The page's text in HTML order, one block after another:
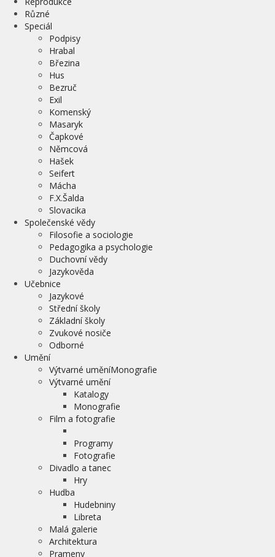
Různé
Speciál
Podpisy
Hrabal
Březina
Hus
Bezruč
Exil
Komenský
Masaryk
Čapkové
Němcová
Hašek
Seifert
Mácha
F.X.Šalda
Slovacika
Společenské vědy
Filosofie a sociologie
Pedagogika a psychologie
Duchovní vědy
Jazykověda
Učebnice
Jazykové
Střední školy
Základní školy
Zvukové nosiče
Odborné
Umění
Výtvarné uměníMonografie
Výtvarné umění
Katalogy
Monografie
Film a fotografie
Programy
Fotografie
Divadlo a tanec
Hry
Hudba
Hudebniny
Libreta
Malá galerie
Architektura
Prameny